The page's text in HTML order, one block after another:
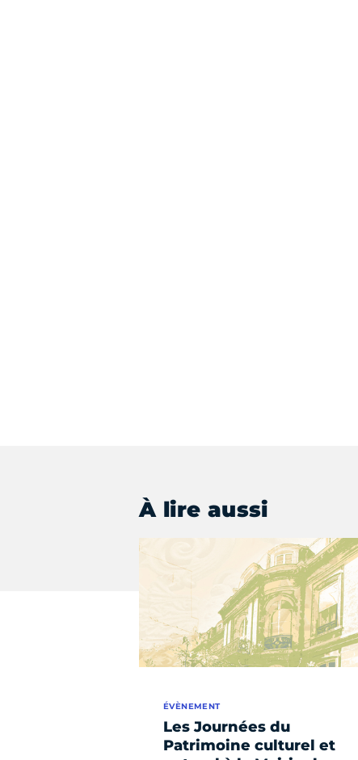
À lire aussi
Les Journées du
Patrimoine culturel et
ÉVÈNEMENT